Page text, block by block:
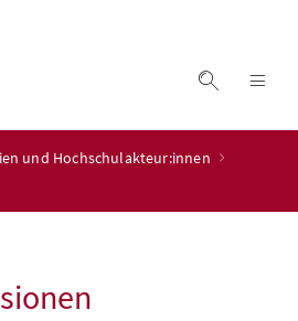
Suche
und Hochschulakteur:innen